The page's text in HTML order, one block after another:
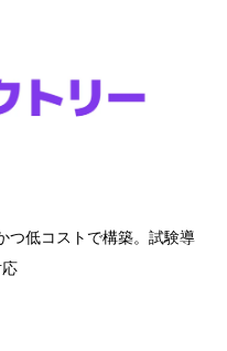
つ低コストで構築。試験導